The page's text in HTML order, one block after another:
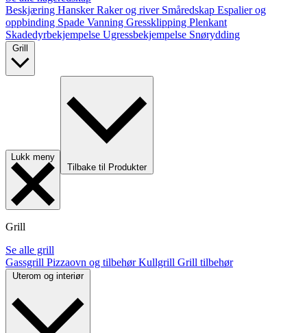
Beskjæring HanskerRaker og river Småredskap Espalier og
oppbinding Spade Vanning Gressklipping Plenkant
Skadedyrbekjempelse Ugressbekjempelse Snørydding
Lukk meny
Tilbake til Produkter
Grill
Se alle grill
Gassgrill Pizzaovn og tilbehørKullgrill Grill tilbehør
Uterom og interiør